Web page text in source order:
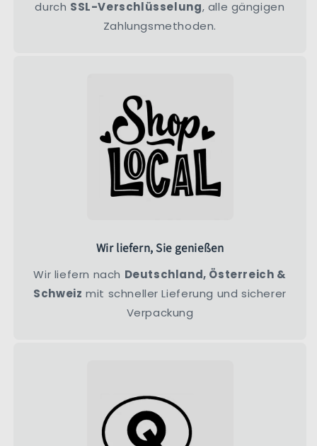
durch SSL-Verschlüsselung, alle gängigen
Zahlungsmethoden.
Wir liefern, Sie genießen
Wir liefern nach Deutschland, Österreich &
Schweiz mit schneller Lieferung und sicherer
Verpackung